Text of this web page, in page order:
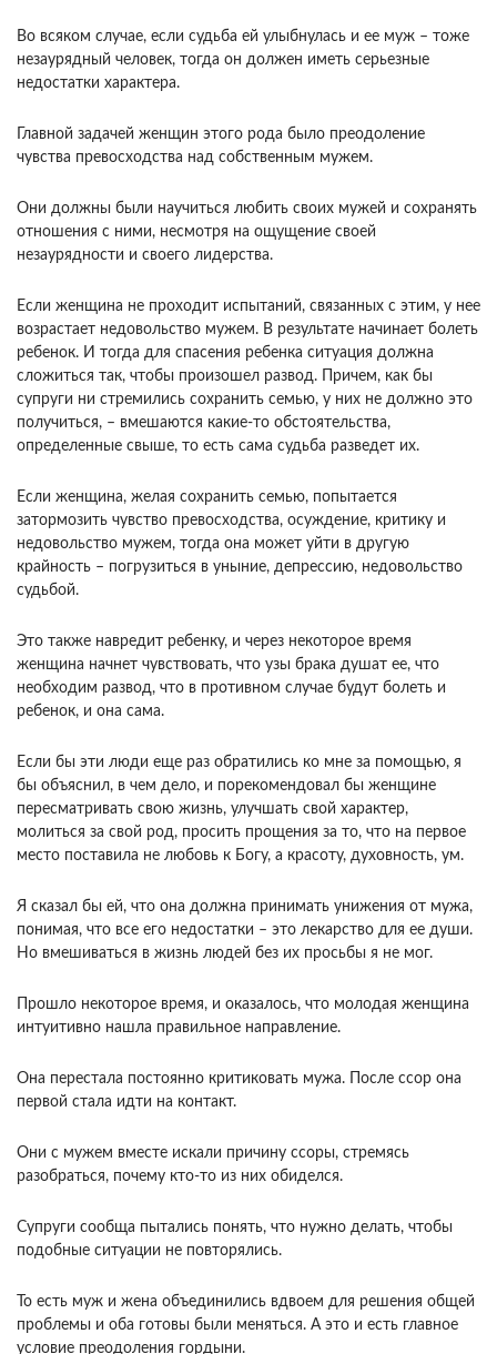
Во всяком случае, если судьба ей улыбнулась и ее муж – тоже
незаурядный человек, тогда он должен иметь серьезные
недостатки характера.
Главной задачей женщин этого рода было преодоление
чувства превосходства над собственным мужем.
Они должны были научиться любить своих мужей и сохранять
отношения с ними, несмотря на ощущение своей
незаурядности и своего лидерства.
Если женщина не проходит испытаний, связанных с этим, у нее
возрастает недовольство мужем. В результате начинает болеть
ребенок. И тогда для спасения ребенка ситуация должна
сложиться так, чтобы произошел развод. Причем, как бы
супруги ни стремились сохранить семью, у них не должно это
получиться, – вмешаются какие-то обстоятельства,
определенные свыше, то есть сама судьба разведет их.
Если женщина, желая сохранить семью, попытается
затормозить чувство превосходства, осуждение, критику и
недовольство мужем, тогда она может уйти в другую
крайность – погрузиться в уныние, депрессию, недовольство
судьбой.
Это также навредит ребенку, и через некоторое время
женщина начнет чувствовать, что узы брака душат ее, что
необходим развод, что в противном случае будут болеть и
ребенок, и она сама.
Если бы эти люди еще раз обратились ко мне за помощью, я
бы объяснил, в чем дело, и порекомендовал бы женщине
пересматривать свою жизнь, улучшать свой характер,
молиться за свой род, просить прощения за то, что на первое
место поставила не любовь к Богу, а красоту, духовность, ум.
Я сказал бы ей, что она должна принимать унижения от мужа,
понимая, что все его недостатки – это лекарство для ее души.
Но вмешиваться в жизнь людей без их просьбы я не мог.
Прошло некоторое время, и оказалось, что молодая женщина
интуитивно нашла правильное направление.
Она перестала постоянно критиковать мужа. После ссор она
первой стала идти на контакт.
Они с мужем вместе искали причину ссоры, стремясь
разобраться, почему кто-то из них обиделся.
Супруги сообща пытались понять, что нужно делать, чтобы
подобные ситуации не повторялись.
То есть муж и жена объединились вдвоем для решения общей
проблемы и оба готовы были меняться. А это и есть главное
условие преодоления гордыни.